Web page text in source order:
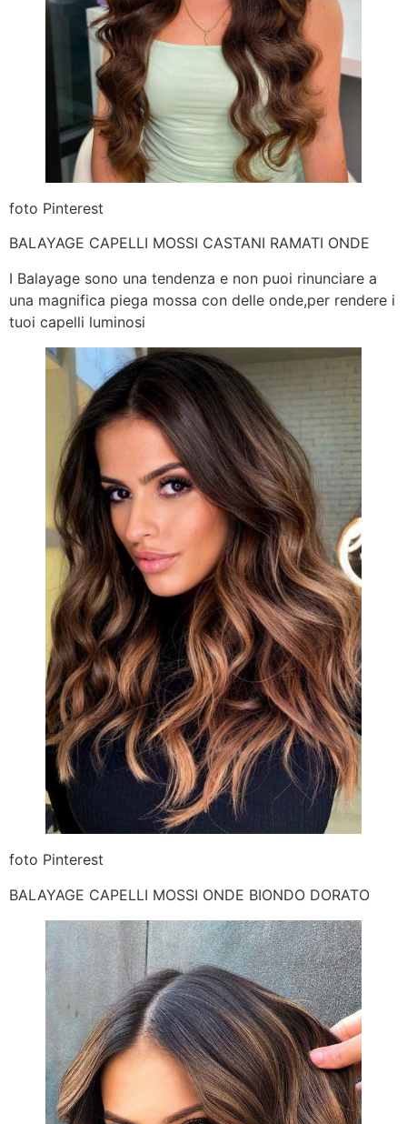
foto Pinterest
BALAYAGE CAPELLI MOSSI CASTANI RAMATI ONDE
I Balayage sono una tendenza e non puoi rinunciare a
una magnifica piega mossa con delle onde,per rendere i
tuoi capelli luminosi
foto Pinterest
BALAYAGE CAPELLI MOSSI ONDE BIONDO DORATO